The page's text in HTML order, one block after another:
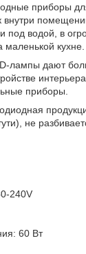
приборы
внутри
под водой, в
кухне.
лампы дают
приборы.
не
240V
60 Вт